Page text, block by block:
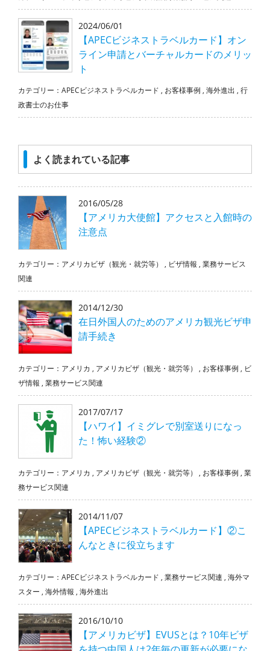
2024/06/01
【APECビジネストラベルカード】オン
ライン申請とバーチャルカードのメリッ
ト
カテゴリー： APECビジネストラベルカード , お客様事例 , 海外進出 , 行
政書士のお仕事
よく読まれている記事
2016/05/28
【アメリカ大使館】アクセスと入館時の
注意点
カテゴリー： アメリカビザ（観光・就労等） , ビザ情報 , 業務サービス
関連
2014/12/30
在日外国人のためのアメリカ観光ビザ申
請手続き
カテゴリー： アメリカ , アメリカビザ（観光・就労等） , お客様事例 , ビ
ザ情報 , 業務サービス関連
2017/07/17
【ハワイ】イミグレで別室送りになっ
た！怖い経験②
カテゴリー： アメリカ , アメリカビザ（観光・就労等） , お客様事例 , 業
務サービス関連
2014/11/07
【APECビジネストラベルカード】②こ
んなときに役立ちます
カテゴリー： APECビジネストラベルカード , 業務サービス関連 , 海外マ
スター , 海外情報 , 海外進出
2016/10/10
【アメリカビザ】EVUSとは？10年ビザ